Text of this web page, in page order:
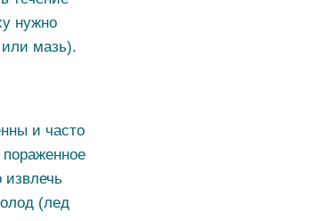
нужно
или мазь).
и часто
извлечь
(лед